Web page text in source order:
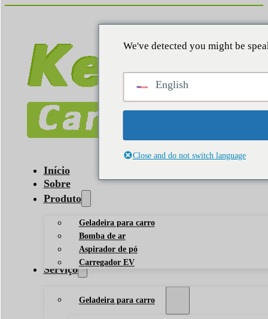
Início
Sobre
Produto
Geladeira para carro
Bomba de ar
Aspirador de pó
Carregador EV
Serviço
Geladeira para carro
We've detected you might be
English
Close and do not switch language